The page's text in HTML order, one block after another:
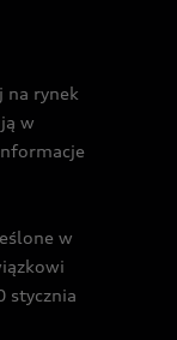
na rynek
w
w
stycznia